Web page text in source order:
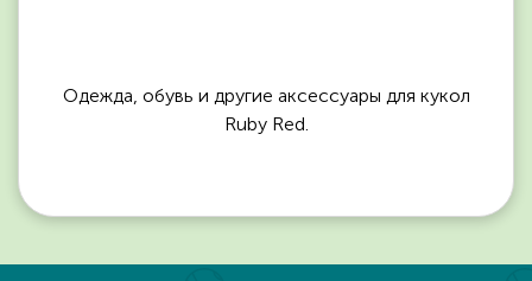
Одежда, обувь и другие аксессуары для кукол
Ruby Red.